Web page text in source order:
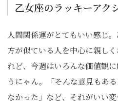
乙女座のラッキーアク
人間関係運がとてもいい感じ
方が似ている人を中心に親し
れど、今週はいろんな価値観
うにゃん。「そんな意見もあ
なかった」など、それがいい